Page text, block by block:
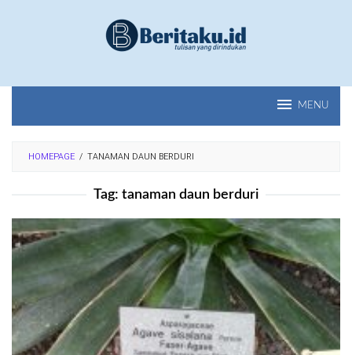
MENU
HOMEPAGE / TANAMAN DAUN BERDURI
Tag: tanaman daun berduri